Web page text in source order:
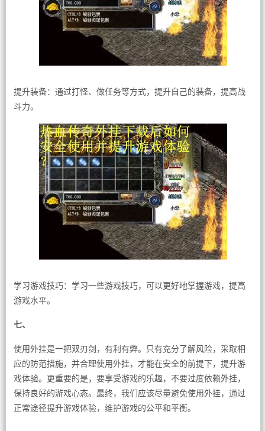
提升装备：通过打怪、做任务等方式，提升自己的装备，提高战
斗力。
学习游戏技巧：学习一些游戏技巧，可以更好地掌握游戏，提高
游戏水平。
七、
使用外挂是一把双刃剑，有利有弊。只有充分了解风险，采取相
应的防范措施，并合理使用外挂，才能在安全的前提下，提升游
戏体验。更重要的是，要享受游戏的乐趣，不要过度依赖外挂，
保持良好的游戏心态。最终，我们应该尽量避免使用外挂，通过
正常途径提升游戏体验，维护游戏的公平和平衡。